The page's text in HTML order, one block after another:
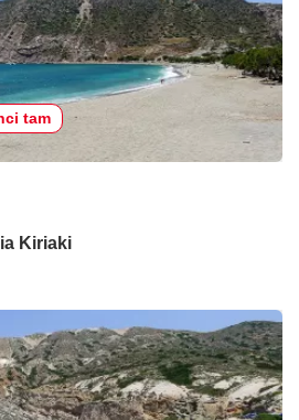
tam
Kiriaki